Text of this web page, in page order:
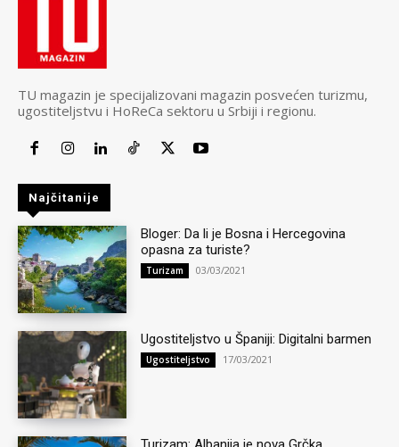
TU magazin je specijalizovani magazin posvećen turizmu,
ugostiteljstvu i HoReCa sektoru u Srbiji i regionu.
Najčitanije
Bloger: Da li je Bosna i Hercegovina
opasna za turiste?
Turizam 03/03/2021
Ugostiteljstvo u Španiji: Digitalni barmen
Ugostiteljstvo 17/03/2021